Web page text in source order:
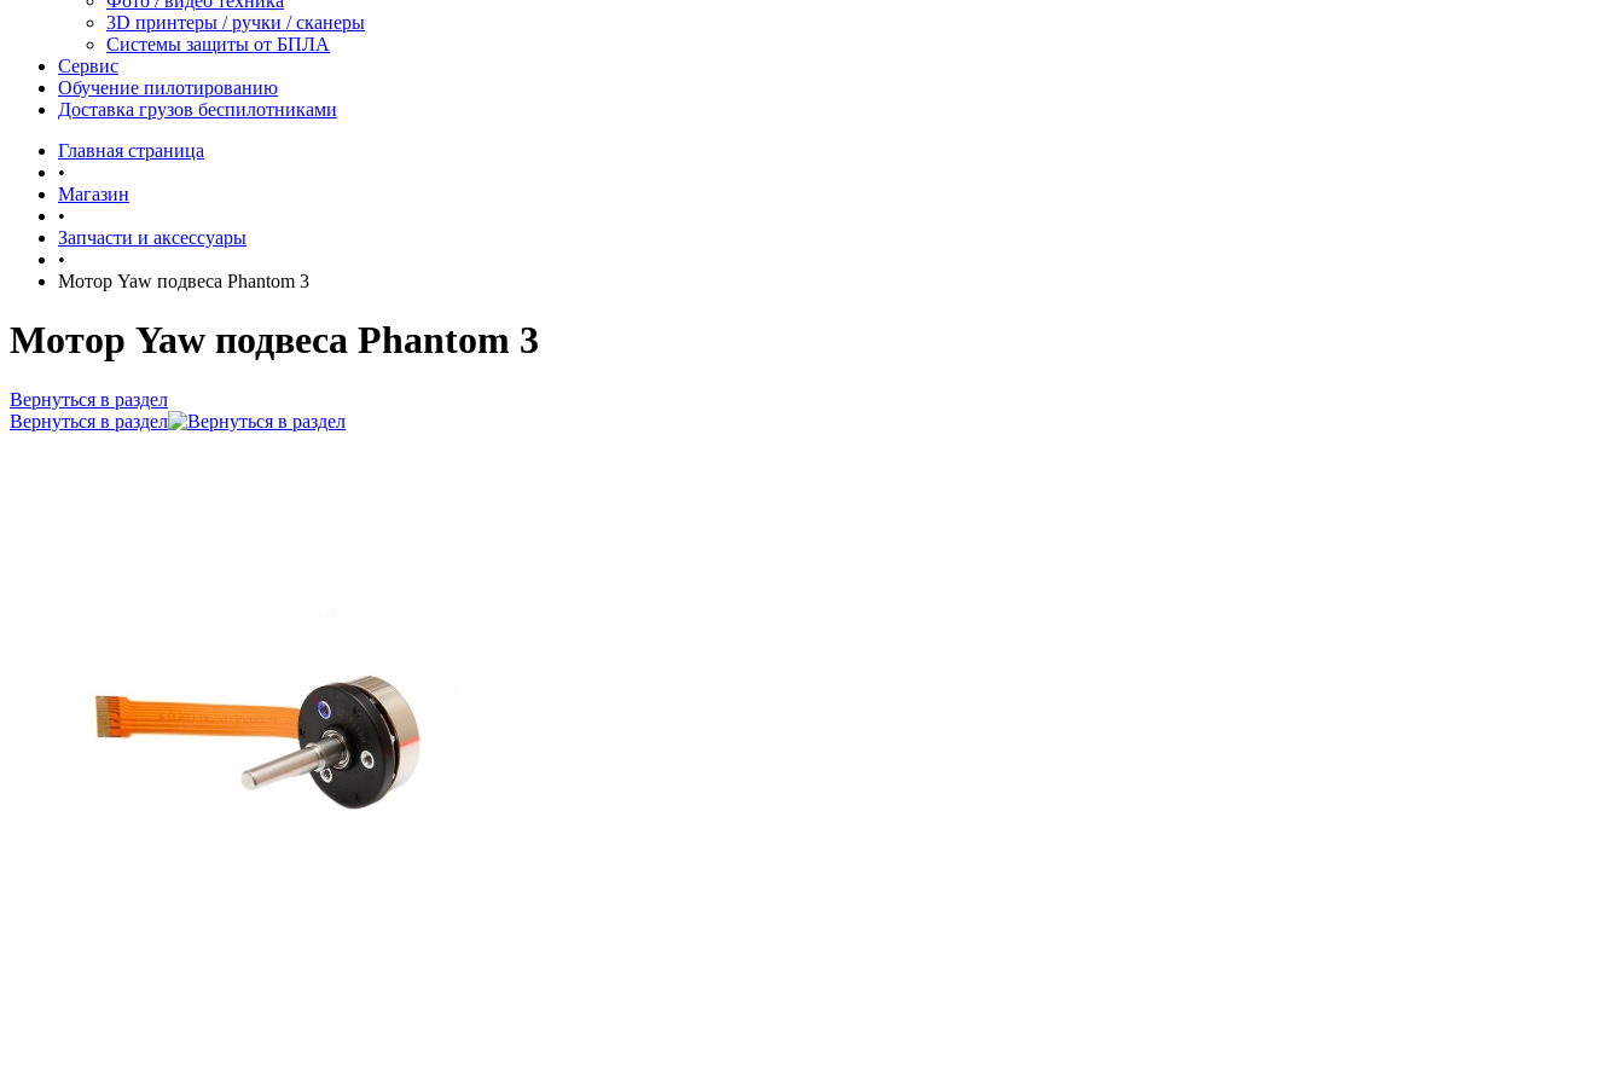
3D принтеры / ручки / сканеры
Системы защиты от БПЛА
Сервис
Обучение пилотированию
Доставка грузов беспилотниками
Главная страница
•
Магазин
•
Запчасти и аксессуары
•
Мотор Yaw подвеса Phantom 3
Мотор Yaw подвеса Phantom 3
Вернуться в раздел
Вернуться в раздел